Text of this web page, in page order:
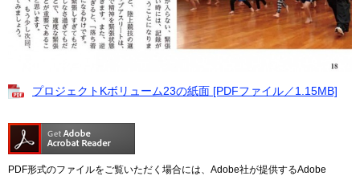
プロジェクトKボリューム23の紙面 [PDFファイル／1.15MB]
PDF形式のファイルをご覧いただく場合には、Adobe社が提供するAdobe